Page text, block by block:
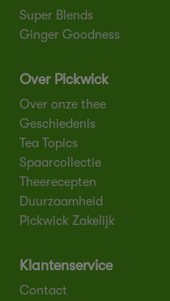
Super Blends
Ginger Goodness
Over Pickwick
Over onze thee
Geschiedenis
Tea Topics
Spaarcollectie
Theerecepten
Duurzaamheid
Pickwick Zakelijk
Klantenservice
Contact